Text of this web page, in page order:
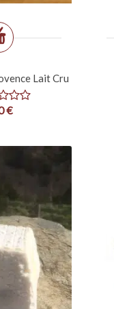
Lait Cru
€